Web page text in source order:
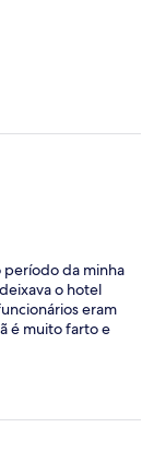
período da minha
o hotel
eram
é muito farto e